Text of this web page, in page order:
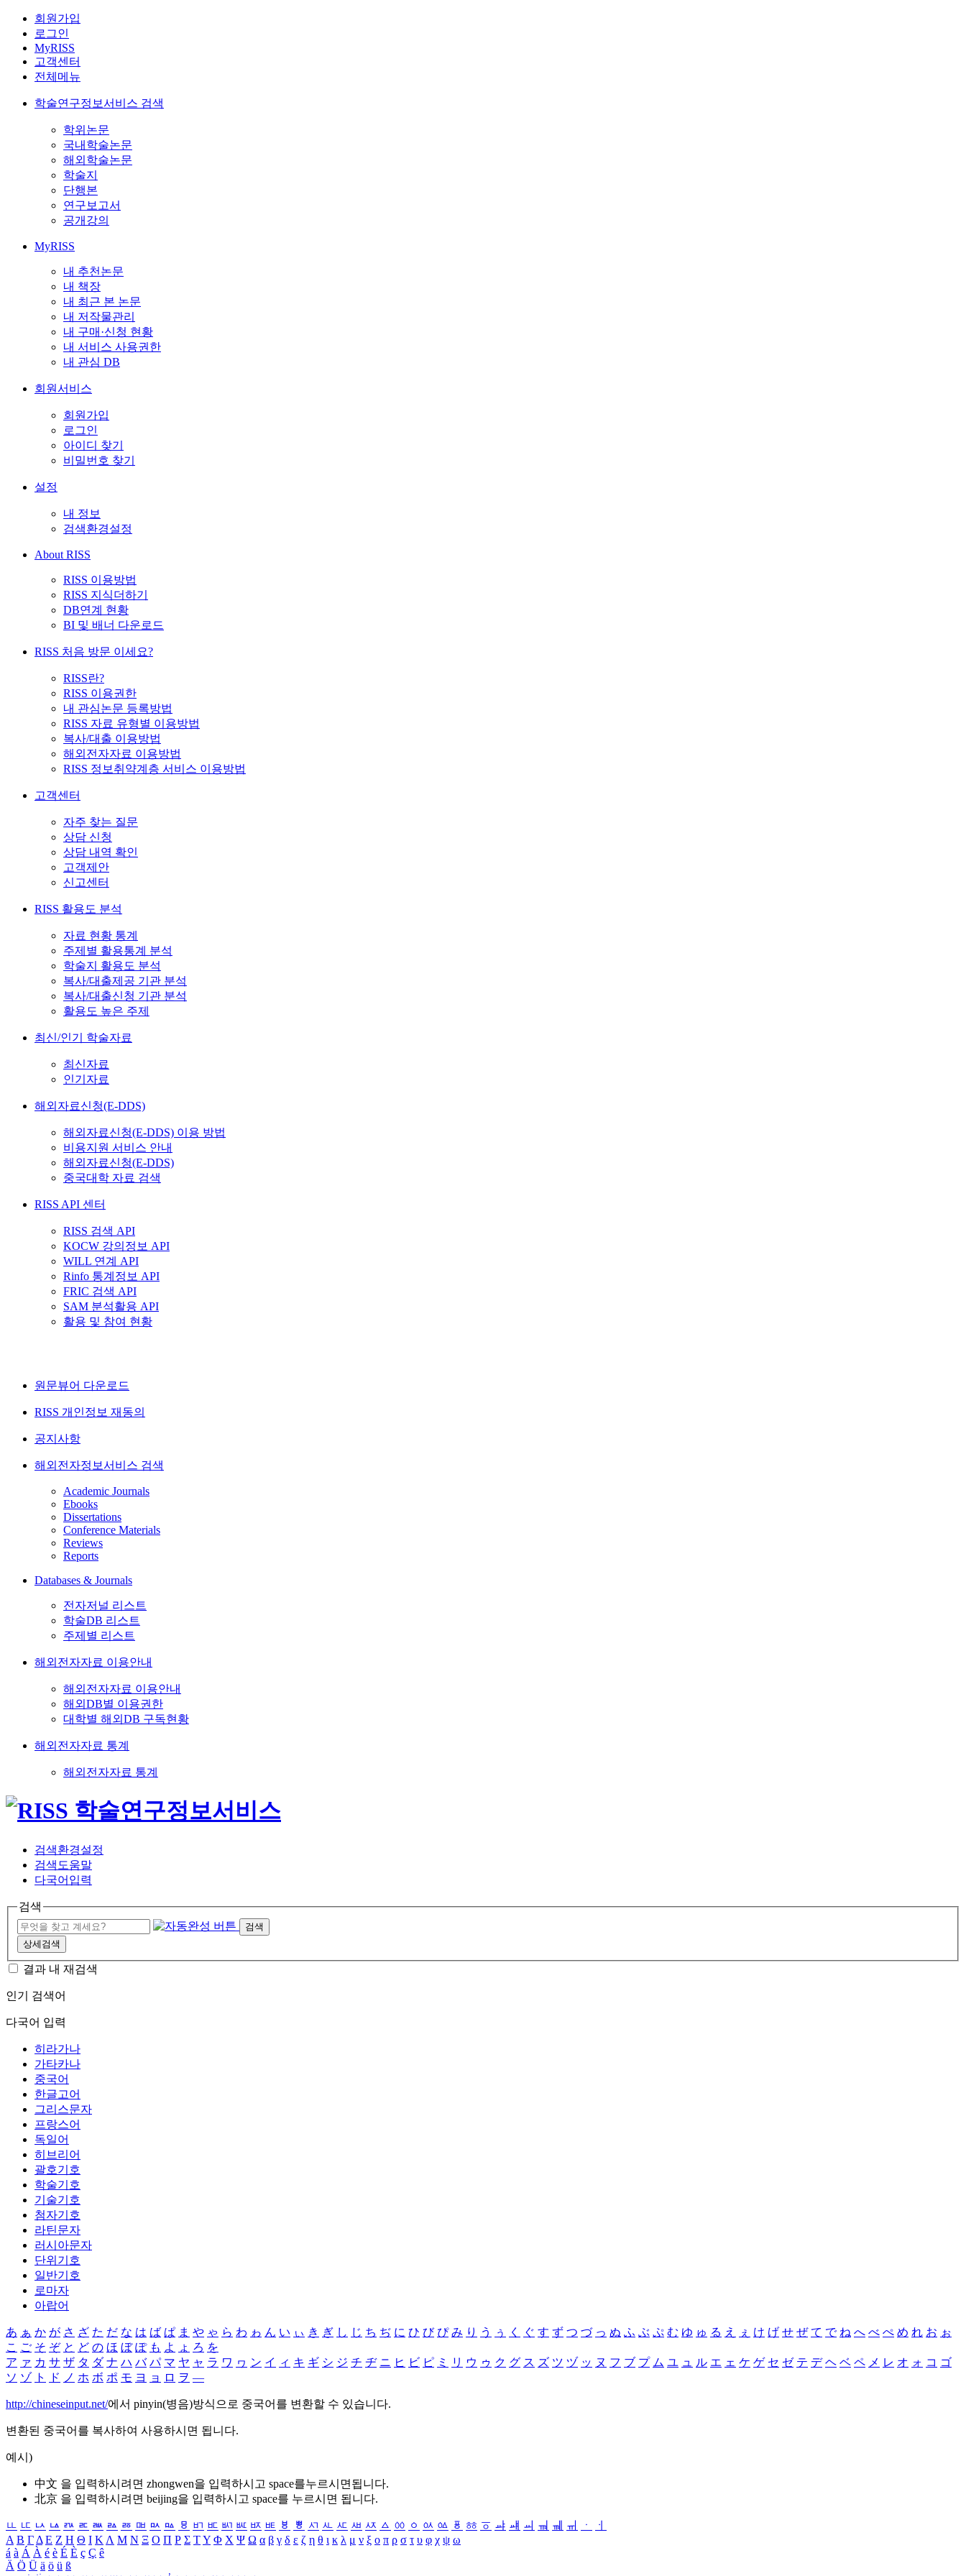
회원가입
로그인
MyRISS
고객센터
전체메뉴
학술연구정보서비스 검색
학위논문
국내학술논문
해외학술논문
학술지
단행본
연구보고서
공개강의
MyRISS
내 추천논문
내 책장
내 최근 본 논문
내 저작물관리
내 구매·신청 현황
내 서비스 사용권한
내 관심 DB
회원서비스
회원가입
로그인
아이디 찾기
비밀번호 찾기
설정
내 정보
검색환경설정
About RISS
RISS 이용방법
RISS 지식더하기
DB연계 현황
BI 및 배너 다운로드
RISS 처음 방문 이세요?
RISS란?
RISS 이용권한
내 관심논문 등록방법
RISS 자료 유형별 이용방법
복사/대출 이용방법
해외전자자료 이용방법
RISS 정보취약계층 서비스 이용방법
고객센터
자주 찾는 질문
상담 신청
상담 내역 확인
고객제안
신고센터
RISS 활용도 분석
자료 현황 통계
주제별 활용통계 분석
학술지 활용도 분석
복사/대출제공 기관 분석
복사/대출신청 기관 분석
활용도 높은 주제
최신/인기 학술자료
최신자료
인기자료
해외자료신청(E-DDS)
해외자료신청(E-DDS) 이용 방법
비용지원 서비스 안내
해외자료신청(E-DDS)
중국대학 자료 검색
RISS API 센터
RISS 검색 API
KOCW 강의정보 API
WILL 연계 API
Rinfo 통계정보 API
FRIC 검색 API
SAM 분석활용 API
활용 및 참여 현황
원문뷰어 다운로드
RISS 개인정보 재동의
공지사항
해외전자정보서비스 검색
Academic Journals
Ebooks
Dissertations
Conference Materials
Reviews
Reports
Databases & Journals
전자저널 리스트
학술DB 리스트
주제별 리스트
해외전자자료 이용안내
해외전자자료 이용안내
해외DB별 이용권한
대학별 해외DB 구독현황
해외전자자료 통계
해외전자자료 통계
검색환경설정
검색도움말
다국어입력
검색
검색
상세검색
결과 내 재검색
인기 검색어
다국어 입력
히라가나
가타카나
중국어
한글고어
그리스문자
프랑스어
독일어
히브리어
괄호기호
학술기호
기술기호
첨자기호
라틴문자
러시아문자
단위기호
일반기호
로마자
아랍어
あ ぁ か が さ ざ た だ な は ば ぱ ま や ゃ ら わ ゎ ん い ぃ き ぎ し じ ち ぢ に ひ び ぴ み り う ぅ く ぐ す ず つ づ っ ぬ ふ ぶ ぷ む ゆ ゅ る え ぇ け げ せ ぜ て で ね へ べ ぺ め れ お ぉ
こ ご そ ぞ と ど の ほ ぼ ぽ も よ ょ ろ を
ア ァ カ サ ザ タ ダ ナ ハ バ パ マ ヤ ャ ラ ワ ヮ ン イ ィ キ ギ シ ジ チ ヂ ニ ヒ ビ ピ ミ リ ウ ゥ ク グ ス ズ ツ ヅ ッ ヌ フ ブ プ ム ユ ュ ル エ ェ ケ ゲ セ ゼ テ デ ヘ ベ ペ メ レ オ ォ コ ゴ
ソ ゾ ト ド ノ ホ ボ ポ モ ヨ ョ ロ ヲ ―
http://chineseinput.net/에서 pinyin(병음)방식으로 중국어를 변환할 수 있습니다.
변환된 중국어를 복사하여 사용하시면 됩니다.
예시)
中文 을 입력하시려면 zhongwen을 입력하시고 space를누르시면됩니다.
北京 을 입력하시려면 beijing을 입력하시고 space를 누르시면 됩니다.
ㅥ ㅦ ㅧ ㅨ ㅩ ㅪ ㅫ ㅬ ㅭ ㅮ ㅯ ㅰ ㅱ ㅲ ㅳ ㅴ ㅵ ㅶ ㅷ ㅸ ㅹ ㅺ ㅻ ㅼ ㅽ ㅾ ㅿ ㆀ ㆁ ㆂ ㆃ ㆄ ㆅ ㆆ ㆇ ㆈ ㆉ ㆊ ㆋ ㆌ ㆍ
ㆎ
Α Β ΓΔ Ε Ζ Η Θ Ι ΚΛ Μ Ν Ξ Ο Π Ρ Σ ΤΥ Φ Χ Ψ Ω α β γ δ ε ζ η θ ι κ λ μ ν ξ ο π ρ σ τ υ φ χ ψ ω
á à Á À é è É È ç Ç ê
Ä Ö Ü ä ö ü ß